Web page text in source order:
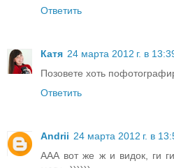
Ответить
Катя 24 марта 2012 г. в
Позовете хоть
Ответить
Andrii 24 марта 2012 г. в
ААА вот же ж и видок, ги